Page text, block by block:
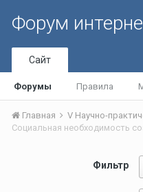
Форум
Сайт
Форумы Правила
Главная
Cоциальная необходимость
Фильтр